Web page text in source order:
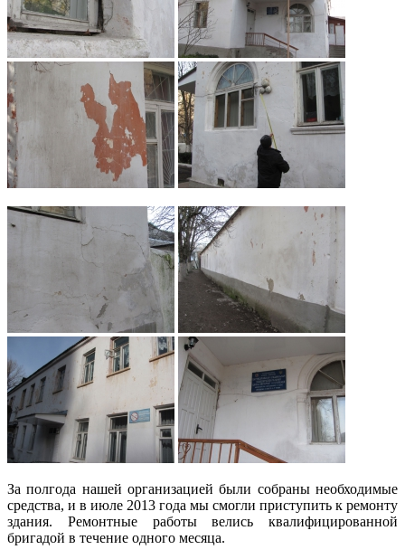
За полгода нашей организацией были собраны необходимые
средства, и в июле 2013 года мы смогли приступить к ремонту
здания. Ремонтные работы велись квалифицированной
бригадой в течение одного месяца.